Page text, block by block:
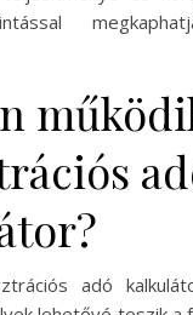
adó